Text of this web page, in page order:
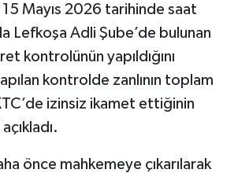
15 Mayıs 2026 tarihinde saat
Lefkoşa Adli Şube’de bulunan
kontrolünün yapıldığını
kontrolde zanlının toplam
izinsiz ikamet ettiğinin
önce mahkemeye çıkarılarak